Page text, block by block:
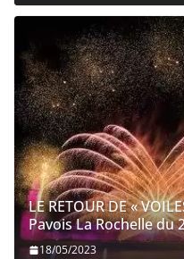
LE RETOUR DE «
Pavois La Rochelle du
18/05/2023